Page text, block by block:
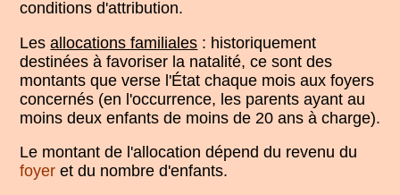
conditions d'attribution.
Lesallocations familiales : historiquement
destinées à favoriser la natalité, ce sont des
montants que verse l'État chaque mois aux foyers
concernés (en l'occurrence, les parents ayant au
moins deux enfants de moins de 20 ans à charge).
Le montant de l'allocation dépend du revenu du
foyer et du nombre d'enfants.